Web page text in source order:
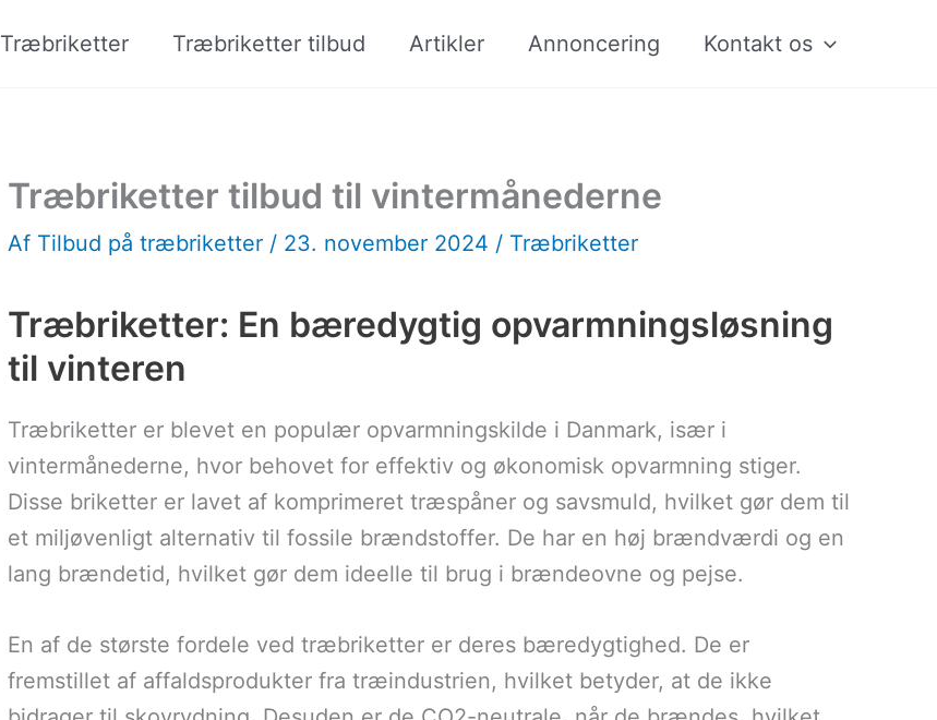
Træbriketter Træbriketter tilbud Artikler Annoncering Kontakt os
Træbriketter tilbud til vintermånederne
Af Tilbud på træbriketter / 23. november 2024 / Træbriketter
Træbriketter: En bæredygtig opvarmningsløsning
til vinteren
Træbriketter er blevet en populær opvarmningskilde i Danmark, især i
vintermånederne, hvor behovet for effektiv og økonomisk opvarmning stiger.
Disse briketter er lavet af komprimeret træspåner og savsmuld, hvilket gør dem til
et miljøvenligt alternativ til fossile brændstoffer. De har en høj brændværdi og en
lang brændetid, hvilket gør dem ideelle til brug i brændeovne og pejse.
En af de største fordele ved træbriketter er deres bæredygtighed. De er
fremstillet af affaldsprodukter fra træindustrien, hvilket betyder, at de ikke